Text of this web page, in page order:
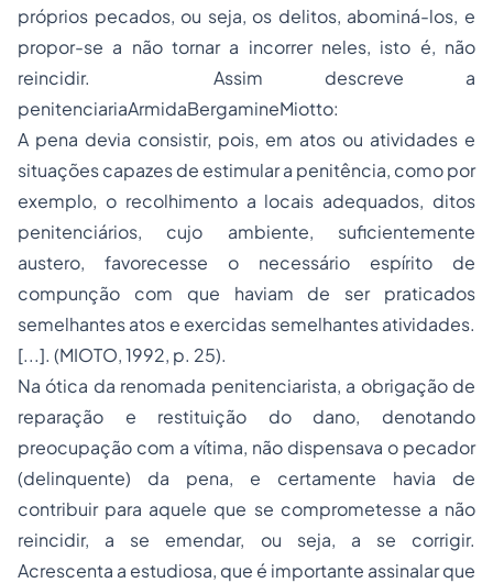
próprios pecados, ou seja, os delitos, abominá-los, e
propor-se a não tornar a incorrer neles, isto é, não
reincidir. Assim descreve a
penitenciariaArmidaBergamineMiotto:
A pena devia consistir, pois, em atos ou atividades e
situações capazes de estimular a penitência, como por
exemplo, o recolhimento a locais adequados, ditos
penitenciários, cujo ambiente, suficientemente
austero, favorecesse o necessário espírito de
compunção com que haviam de ser praticados
semelhantes atos e exercidas semelhantes atividades.
[...]. (MIOTO, 1992, p. 25).
Na ótica da renomada penitenciarista, a obrigação de
reparação e restituição do dano, denotando
preocupação com a vítima, não dispensava o pecador
(delinquente) da pena, e certamente havia de
contribuir para aquele que se comprometesse a não
reincidir, a se emendar, ou seja, a se corrigir.
Acrescenta a estudiosa, que é importante assinalar que